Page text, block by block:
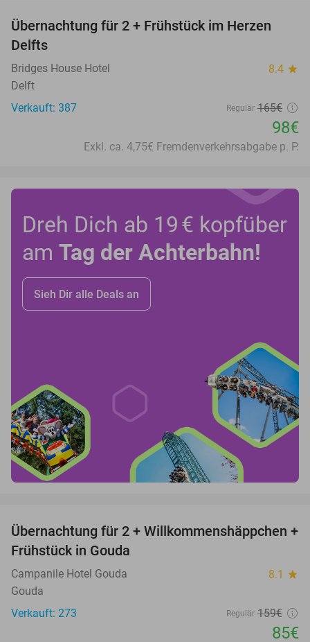
41%
Übernachtung für 2 + Frühstück im Herzen
Delfts
Bridges House Hotel 8.4 star
Delft
Verkauft: 387
Regulär 165€
98€
Exkl. ca. 4,75€ Fremdenverkehrsabgabe p. P.
Dreh Dich ab 19 € kopfüber
am Tag der Achterbahn!
Sieh Dir alle Deals an
47%
Übernachtung für 2 + Willkommenshäppchen +
Frühstück in Gouda
Campanile Hotel Gouda 8.1 star
Gouda
Verkauft: 273
Regulär 159€
85€